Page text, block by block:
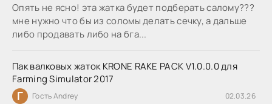
Опять не ясно! эта жатка будет подберать салому???
мне нужно что бы из соломы делать сечку, а дальше
либо продавать либо на бга...
Пак валковых жаток KRONE RAKE PACK V1.0.0.0 для
Farming Simulator 2017
Г Гость Andrey 02.03.26